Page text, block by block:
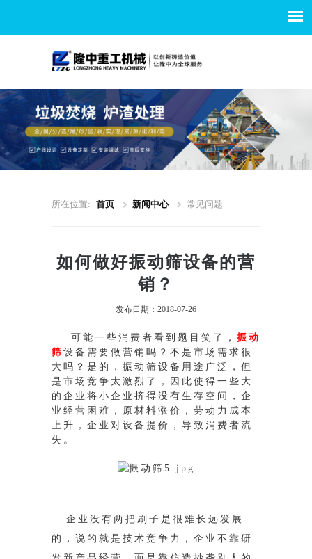
所在位置: 首页 新闻中心 常见问题
如何做好振动筛设备的营
销？
发布日期：2018-07-26
可能一些消费者看到题目笑了， 振动
筛 设备需要做营销吗？不是市场需求很
大吗？是的，振动筛设备用途广泛，但
是市场竞争太激烈了，因此使 得一些大
的企业将小企业挤得没有生存空间，企
业经营困难，原材料涨价，劳动力成本
上升，企业对设备提价，导致消费者流
失。
企业没有两把刷子是很难长远发展
的，说的就是技术竞争力，企业不靠研